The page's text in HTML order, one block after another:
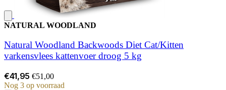
NATURAL WOODLAND
Natural Woodland Backwoods Diet Cat/Kitten
varkensvlees kattenvoer droog 5 kg
€41,95 €51,00
Nog 3 op voorraad